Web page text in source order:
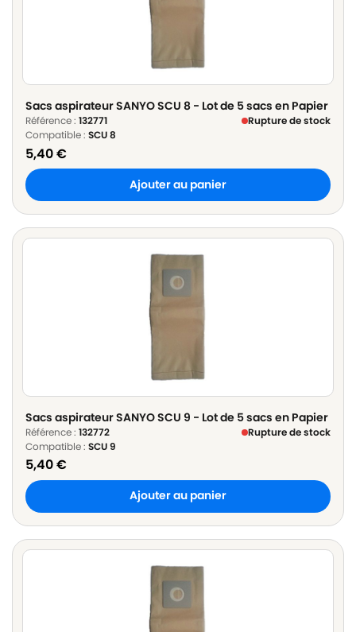
Sacs aspirateur SANYO SCU 8 - Lot de 5 sacs en Papier
Référence : 132771
Rupture de stock
Compatible : SCU 8
5,40€
Ajouter au panier
Sacs aspirateur SANYO SCU 9 - Lot de 5 sacs en Papier
Référence : 132772
Rupture de stock
Compatible : SCU 9
5,40€
Ajouter au panier